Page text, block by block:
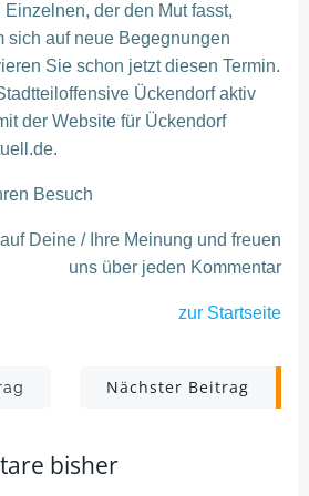
der den Mut fasst,
sich auf neue Begegnungen
Sie schon jetzt diesen Termin.
Ückendorf aktiv
der Website für Ückendorf
Besuch
Deine / Ihre Meinung und freuen
uns über jeden Kommentar
zur Startseite
Post
navigation
Nächster Beitrag
bisher